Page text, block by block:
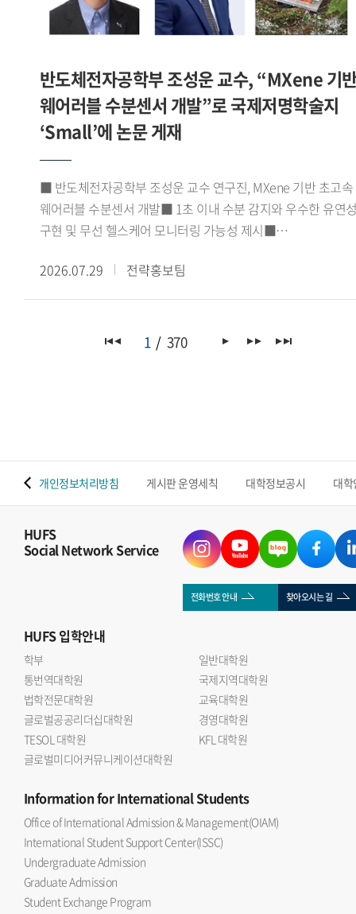
지원사업 내용의 소개로 마무리됐다.이번 학술대회는 한일
양국의 중동 연구자들이 동아시아의 무슬림 이주민이라는 공통
다졌다는 점에서 의의가 있다.
주한모로코대사의 축사를 비롯해 아비르 파이살(Abeer Faisal)
주한이집트대사관 2등서기관, 조지 해리슨(George Harrison)
연구센터의 출범을 축하하고 향후 활동에 대한 기대를 전했다.
포럼에서는 정지원 GBSI 센터 코디네이터가 'GBSI
아프리카녹색성장연구센터 VISION 2030'을 주제로 센터의
중장기 연구 비전과 추진 방향을 발표했다. 이어 노지현
아프리카연구소 HK연구교수, 김규연 이화여자대학교
기후변화예측연구센터 박사후연구원, 에마누엘라 도린 코피
(Emmanuella Doreen Kwofie) 녹색기후기금(GCF) 프로그램
오피서(Programme Officer)가 발표와 토론에 참여해 한-
등에 대해 심도 있는 논의를 이어갔다.이번 포럼은
관련 분야의 학술 교류와 공동 연구를 확대하는 계기가 됐다.
반도체전자공학부 조성운 교수, “MXene 기
웨어러블 수분센서 개발”로 국제저명학술지
‘Small’에 논문 게재
■ 반도체전자공학부 조성운 교수 연구진, MXene 기반 초고속
웨어러블 수분센서 개발■ 1초 이내 수분 감지와 우수한 유연
구현 및 무선 헬스케어 모니터링 가능성 제시■
『Small』(Impact factor 11.8) 게재우리 대학
반도체전자공학부 조성운 교수 연구진이 실리카 나노입자와
이를 무선 헬스케어 모니터링 시스템에 성공적으로 적용했다고
수분 이동 통로와 반응 면적이 감소하는 한계가 있었다.
연구진은 실리카 나노입자를 MXene 층 사이에 삽입한 계층적
다공성 SNP@MXene 구조를 개발해 재적층을 억제하고 수분
이동성과 센서의 감도 안정성을 높였다.개발된 센서는 3~88%
의 상대습도 범위를 감지했으며, 응답과 회복 모두 1초 이내에
이뤄졌다. 기존 MXene 센서보다 감도가 약 4배 향상됐고,
25일간 안정적인 성능을 유지했다. 또한 2,250회의 반복 굽힘
이후에도 초기 성능의 약 95% 이상을 유지했다.연구진은
센서를 상용 기저귀와 Wi-Fi 통신 모듈에 연계해 젖음 정도와
반복적인 수분 유입을 실시간으로 감지했다. 이를 통해
영유아와 노약자, 거동이 불편한 환자의 배뇨 상태를 원격
모니터링할 가능성을 제시했다.조성운 교수는 이번 연구는
MXene의 재적층 문제를 해결하면서 높은 감도와 빠른
응답성을 동시에 구현했다는 데 의미가 있다 며 한국외대
반도체전자공학부의 반도체 소재 소자 및 지능형 센서 분야
연구 경쟁력을 높이는 계기가 되길 기대한다 고 말했다.연구
결과는 응집물질물리학 분야 JCR 상위 10% 이내
국제저명학술지인 『Small』(Impact factor 11.8)에 2026년
7월 10일에 온라인 게재됐다. 논문 제목은 Hierarchically
Porous SNP@MXene Hybrid Architectures for Ultra-
Responsive Moisture Sensing and Wireless Smart-
2026.07.29 전략홍보팀
1 370
개인정보처리방침 게시판 운영세칙 대학정보공시 대
HUFS
Social Network Service
전화번호 안내 찾아오시는 길
HUFS입학안내
학부
일반대학원
통번역대학원
국제지역대학원
법학전문대학원
교육대학원
글로벌공공리더십대학원
경영대학원
TESOL 대학원
KFL 대학원
글로벌미디어커뮤니케이션대학원
Informationfor International Students
Office of International Admission & Management(OIAM)
International Student Support Center(ISSC)
Undergraduate Admission
Graduate Admission
Student Exchange Program